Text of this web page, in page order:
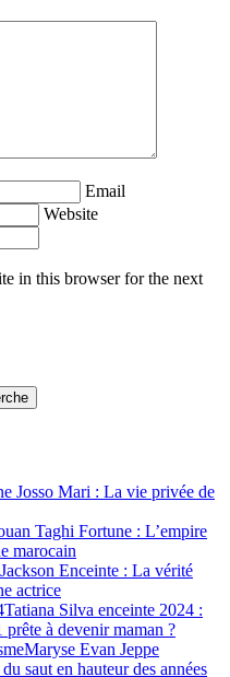
Email
Website
in this browser for the next
Josso Mari : La vie privée de
Taghi Fortune : L’empire
marocain
Enceinte : La vérité
actrice
Tatiana Silva enceinte 2024 :
à devenir maman ?
Maryse Evan Jeppe
saut en hauteur des années